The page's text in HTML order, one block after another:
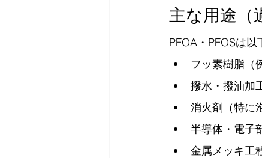
主な用途（
PFOA・PFOSは
フッ素樹脂（
撥水・撥油加
消火剤（特に
半導体・電子
金属メッキ工